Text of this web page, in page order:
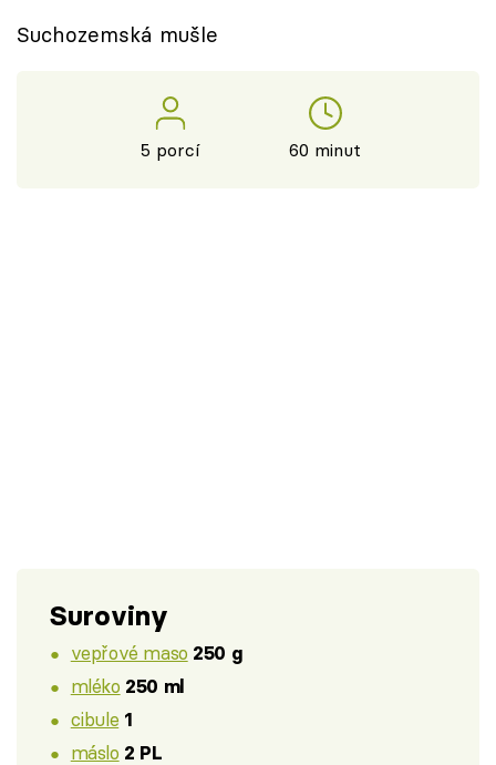
Sledujte prima+
Suchozemská mušle
5 porcí 60 minut
Suroviny
vepřové maso 250 g
mléko 250 ml
cibule 1
máslo 2 PL